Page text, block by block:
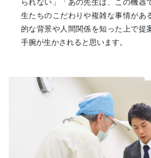
られない」「あの先生は、この機器
生たちのこだわりや複雑な事情があ
的な背景や人間関係を知った上で提
手腕が生かされると思います。